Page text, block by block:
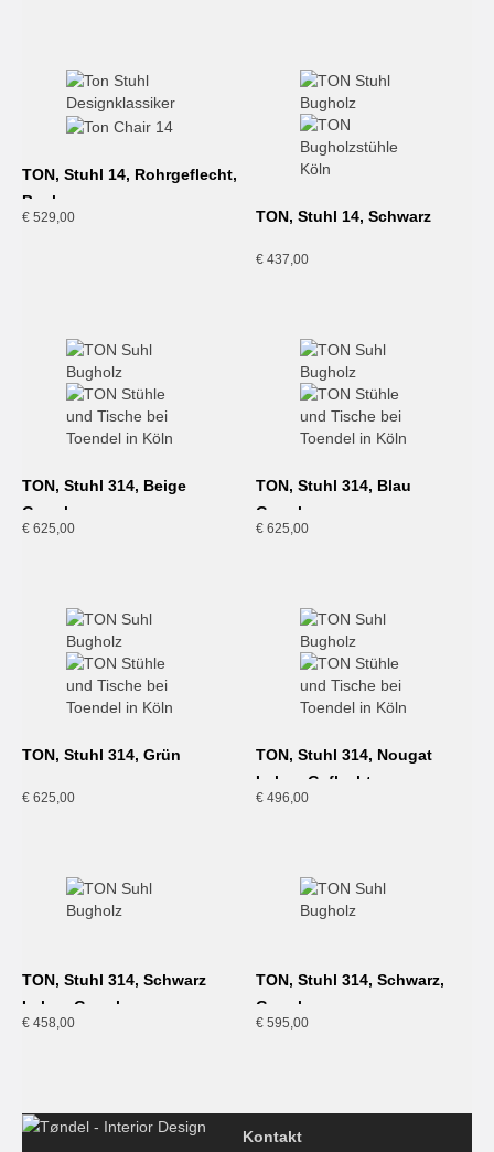
TON, Stuhl 14, Rohrgeflecht,
Buche
€ 529,00 TON, Stuhl 14, Schwarz
€ 437,00
TON, Stuhl 314, Beige
Gewebe
€ 625,00
TON, Stuhl 314, Blau
Gewebe
€ 625,00
TON, Stuhl 314, Grün
€ 625,00
TON, Stuhl 314, Nougat
Lehne Geflecht
€ 496,00
TON, Stuhl 314, Schwarz
Lehne Gewebe
€ 458,00
TON, Stuhl 314, Schwarz,
Gewebe
€ 595,00
Kontakt